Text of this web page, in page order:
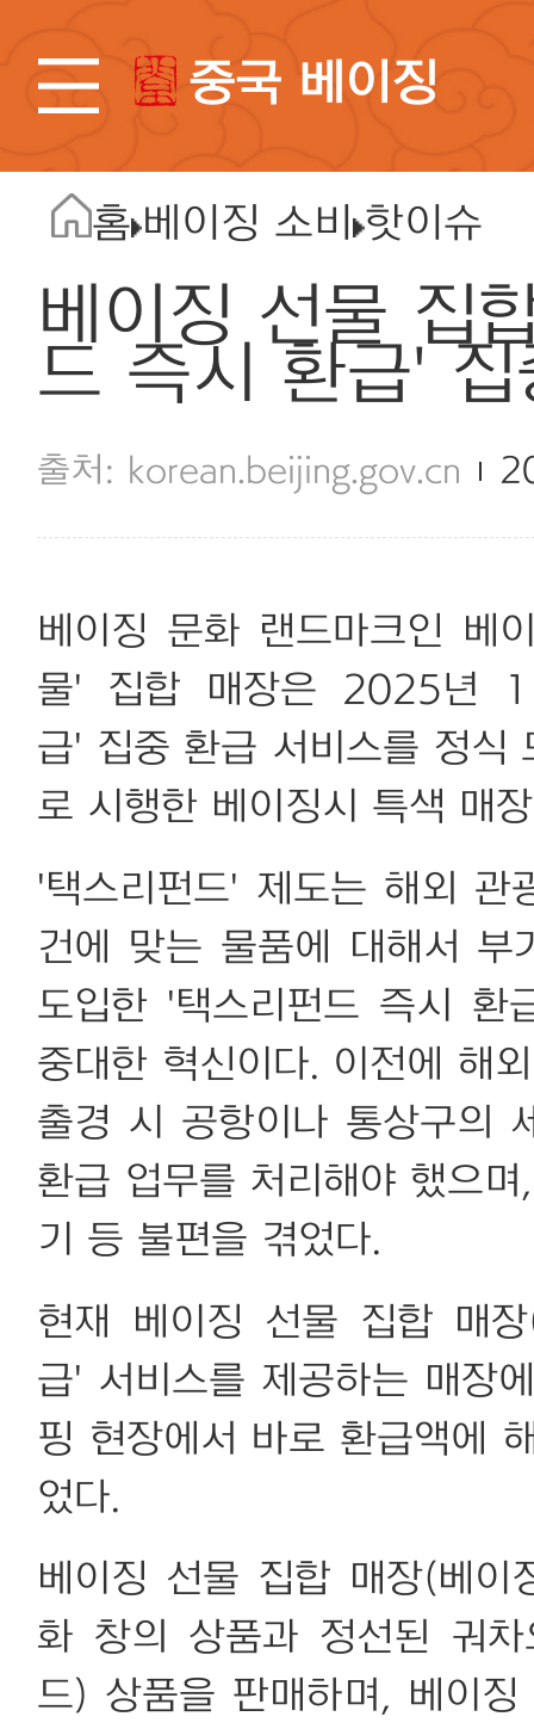
중국 베이징
홈 베이징 소비 핫이슈
베이징 선물 집
드 즉시 환급'
korean.beijing.gov.cn
베이징 문화 랜드마크인 베
물' 집합 매장은 2025년
급' 집중 환급 서비스를 정식
로 시행한 베이징시 특색 매
'택스리펀드' 제도는 해외
건에 맞는 물품에 대해서 부
도입한 '택스리펀드 즉시
중대한 혁신이다. 이전에 해
출경 시 공항이나 통상구의
환급 업무를 처리해야 했으
기 등 불편을 겪었다.
현재 베이징 선물 집합 매
급' 서비스를 제공하는 매장
핑 현장에서 바로 환급액에
었다.
베이징 선물 집합 매장(베
화 창의 상품과 정선된 궈
드) 상품을 판매하며, 베이